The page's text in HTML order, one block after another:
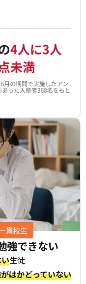
貫校生
強できない
生徒
はかどっていない